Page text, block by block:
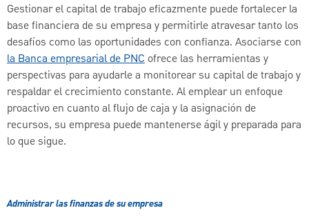
Gestionar el capital de trabajo eficazmente puede fortalecer la
base financiera de su empresa y permitirle atravesar tanto los
desafíos como las oportunidades con confianza. Asociarse con
la Banca empresarial de PNC ofrece las herramientas y
perspectivas para ayudarle a monitorear su capital de trabajo y
respaldar el crecimiento constante. Al emplear un enfoque
proactivo en cuanto al flujo de caja y la asignación de
recursos, su empresa puede mantenerse ágil y preparada para
lo que sigue.
Administrar las finanzas de su empresa